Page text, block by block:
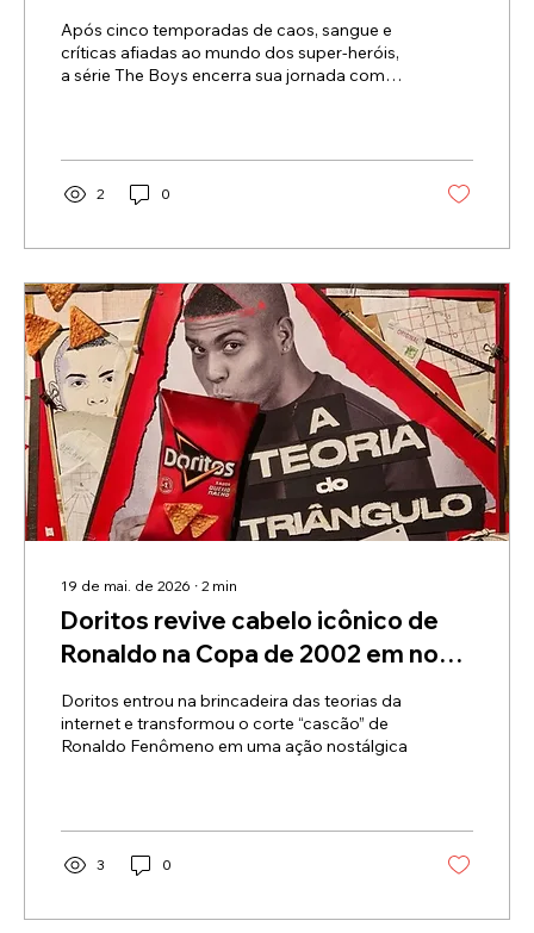
vingança brutal e um desfecho
chocante
Após cinco temporadas de caos, sangue e
críticas afiadas ao mundo dos super-heróis,
a série The Boys encerra sua jornada com
2 0
19 de mai. de 2026 ∙ 2 min
Doritos revive cabelo icônico de
Ronaldo na Copa de 2002 em nova
campanha
Doritos entrou na brincadeira das teorias da
internet e transformou o corte “cascão” de
Ronaldo Fenômeno em uma ação nostálgica
3 0